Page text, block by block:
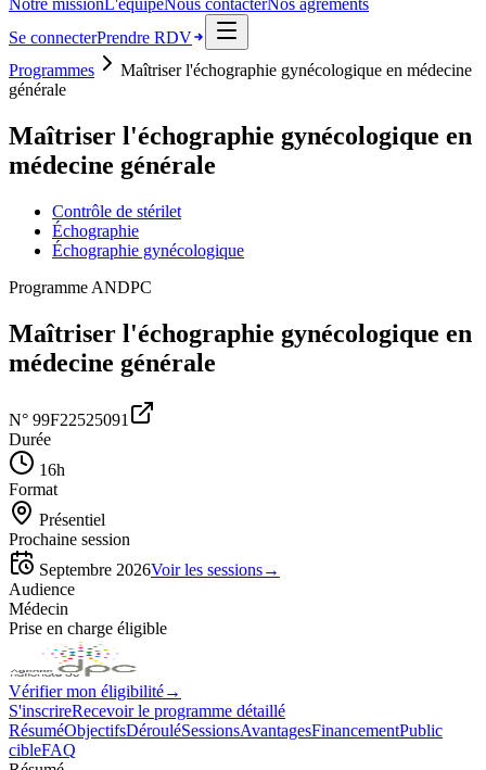
Notre missionL'équipeNous contacterNos agréments
Se connecterPrendre RDV
Programmes
Maîtriser l'échographie gynécologique en médecine
générale
Maîtriser l'échographie gynécologique en
médecine générale
Contrôle de stérilet
Échographie
Échographie gynécologique
Programme ANDPC
Maîtriser l'échographie gynécologique en
médecine générale
N° 99F22525091
Durée
16h
Format
Présentiel
Prochaine session
Septembre 2026Voir les sessions→
Audience
Médecin
Prise en charge éligible
Vérifier mon éligibilité→
S'inscrireRecevoir le programme détaillé
RésuméObjectifsDérouléSessionsAvantagesFinancementPublic
cibleFAQ